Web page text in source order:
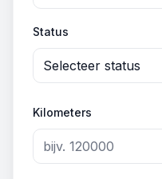
Status
Selecteer status
Kilometers